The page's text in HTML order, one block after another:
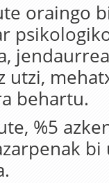
oraingo
utzi,
behartu.
%5